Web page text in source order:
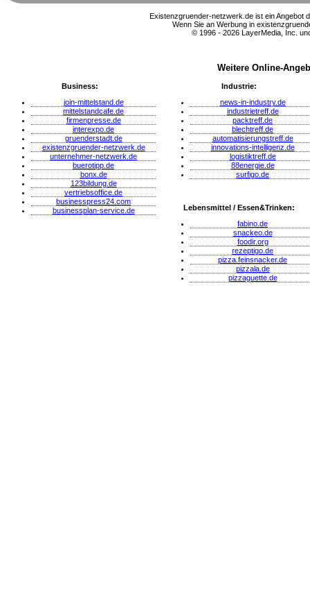
Existenzgruender-netzwerk.de ist ein Angebot
Wenn Sie an Werbung in
© 1996 - 2026 LayerMedia, Inc.
Weitere Online-
Business:
join-mittelstand.de
mittelstandcafe.de
firmenpresse.de
interexpo.de
gruenderstadt.de
existenzgruender-netzwerk.de
unternehmer-netzwerk.de
buerotipp.de
bonx.de
123bildung.de
vertriebsoffice.de
businesspress24.com
businessplan-service.de
Industrie:
news-in-industry.de
industrietreff.de
packtreff.de
blechtreff.de
automatisierungstreff.de
innovations-intelligenz.de
logistiktreff.de
88energie.de
surfigo.de
Lebensmittel / Essen&Trinken:
fabino.de
snackeo.de
foodir.org
rezeptigo.de
pizza.feinsnacker.de
pizzala.de
pizzaguette.de